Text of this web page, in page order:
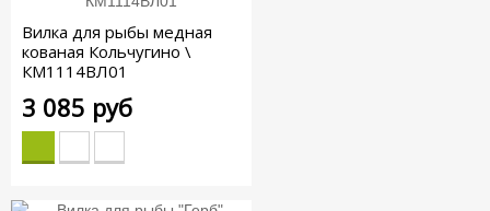
Вилка для рыбы медная
кованая Кольчугино \
КМ1114ВЛ01
3 085 руб